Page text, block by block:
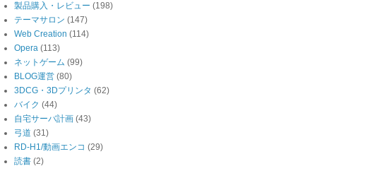
製品購入・レビュー (198)
テーマサロン (147)
Web Creation (114)
Opera (113)
ネットゲーム (99)
BLOG運営 (80)
3DCG・3Dプリンタ (62)
バイク (44)
自宅サーバ計画 (43)
弓道 (31)
RD-H1/動画エンコ (29)
読書 (2)